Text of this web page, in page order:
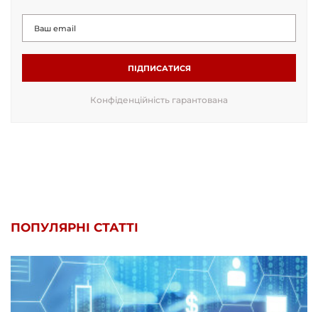
ПІДПИСАТИСЯ
Конфіденційність гарантована
ПОПУЛЯРНІ СТАТТІ